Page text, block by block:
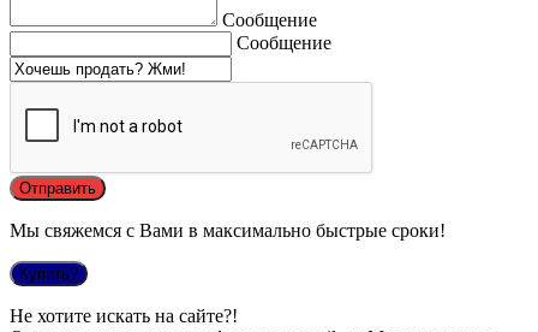
Сообщение
Сообщение
Мы свяжемся с Вами в максимально быстрые сроки!
Купить?
Не хотите искать на сайте?!